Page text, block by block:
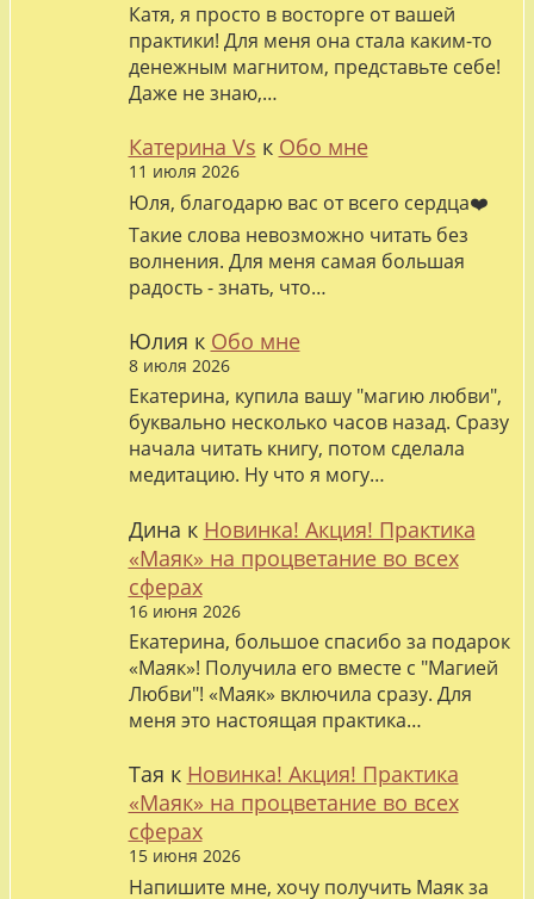
Катя, я просто в восторге от вашей
практики! Для меня она стала каким-то
денежным магнитом, представьте себе!
Даже не знаю,…
Катерина Vs к Обо мне
11 июля 2026
Юля, благодарю вас от всего сердца❤️
Такие слова невозможно читать без
волнения. Для меня самая большая
радость - знать, что…
Юлия к Обо мне
8 июля 2026
Екатерина, купила вашу "магию любви",
буквально несколько часов назад. Сразу
начала читать книгу, потом сделала
медитацию. Ну что я могу…
Дина к Новинка! Акция! Практика
«Маяк» на процветание во всех
сферах
16 июня 2026
Екатерина, большое спасибо за подарок
«Маяк»! Получила его вместе с "Магией
Любви"! «Маяк» включила сразу. Для
меня это настоящая практика…
Тая к Новинка! Акция! Практика
«Маяк» на процветание во всех
сферах
15 июня 2026
Напишите мне, хочу получить Маяк за